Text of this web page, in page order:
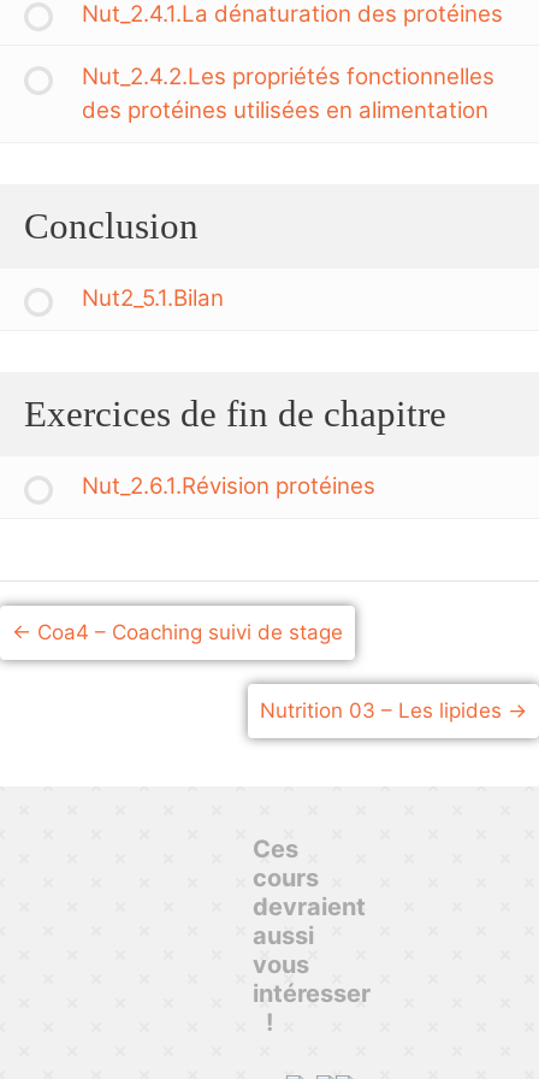
Nut_2.4.1.La dénaturation des protéines
Nut_2.4.2.Les propriétés fonctionnelles
des protéines utilisées en alimentation
Conclusion
Nut2_5.1.Bilan
Exercices de fin de chapitre
Nut_2.6.1.Révision protéines
Coa4 – Coaching suivi de stage
Nutrition 03 – Les lipides
Ces
cours
devraient
aussi
vous
intéresser
!